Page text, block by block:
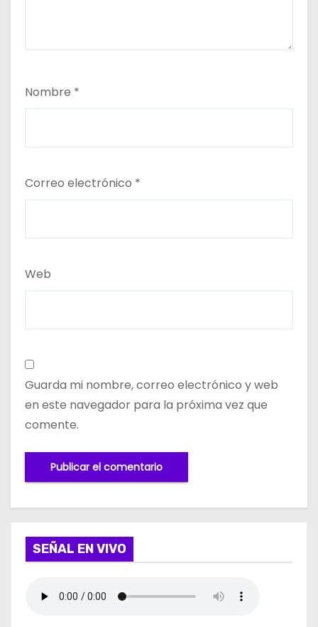
Nombre *
Correo electrónico *
Web
Guarda mi nombre, correo electrónico y web
en este navegador para la próxima vez que
comente.
SEÑAL EN VIVO